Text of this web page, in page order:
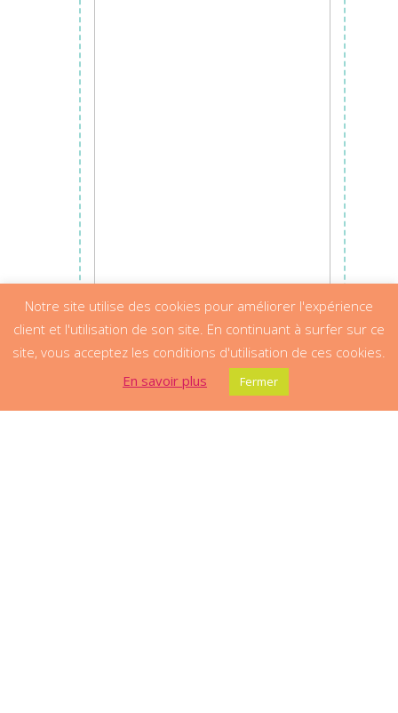
Notre site utilise des cookies pour améliorer l'expérience
client et l'utilisation de son site. En continuant à surfer sur ce
site, vous acceptez les conditions d'utilisation de ces cookies.
En savoir plus
Fermer